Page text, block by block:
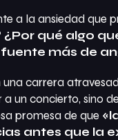
a la ansiedad que
¿Por qué algo
más de
carrera
un concierto, sino
promesa de que
antes que la